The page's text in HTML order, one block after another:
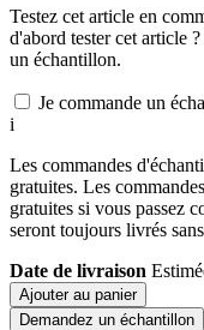
Testez cet article en
d'abord tester cet article
un échantillon.
Je commande un
i
Les commandes
gratuites. Les
gratuites si vous passez
seront toujours livrés
Date de livraison
Ajouter au panier
Demandez un échantillon